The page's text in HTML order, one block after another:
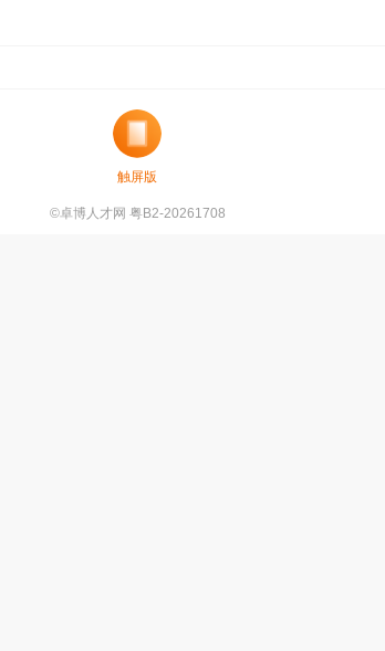
触屏版
©卓博人才网 粤B2-20261708